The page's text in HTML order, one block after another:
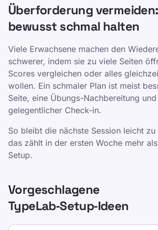
Überforderung
bewusst schmal halten
Viele Erwachsene machen den
schwerer, indem sie zu viele Seiten
Scores vergleichen oder alles
wollen. Ein schmaler Plan ist meist
Seite, eine Übungs-Nachbereitung
gelegentlicher Check-in.
So bleibt die nächste Session leicht zu
das zählt in der ersten Woche mehr
Setup.
Vorgeschlagene
TypeLab‑Setup‑Ideen